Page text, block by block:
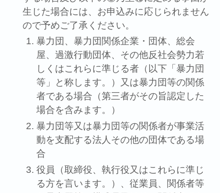
⽣じた場合には、お申込みに応じられません
ので予めご了承ください。
暴⼒団、暴⼒団関係企業・団体、総会
屋、過激⾏動団体、その他反社会勢⼒若
しくはこれらに準じる者（以下「暴⼒団
等」と称します。）⼜は暴⼒団等の関係
者である場合（第三者がその旨認定した
場合を含みます。）
暴⼒団等⼜は暴⼒団等の関係者が事業活
動を⽀配する法⼈その他の団体である場
合
役員（取締役、執⾏役⼜はこれらに準じ
る⽅を⾔います。）、従業員、関係者等